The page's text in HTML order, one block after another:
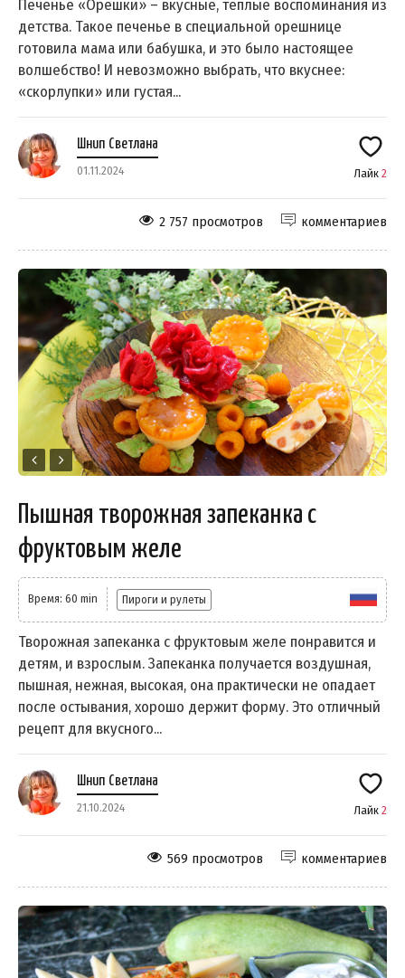
Печенье «Орешки» – вкусные, тёплые воспоминания из
детства. Такое печенье в специальной орешнице
готовила мама или бабушка, и это было настоящее
волшебство! И невозможно выбрать, что вкуснее:
«скорлупки» или густая...
Шнип Светлана
01.11.2024 Лайк 2
комментариев
2 757 просмотров
Пышная творожная запеканка с
фруктовым желе
Время: 60 min Пироги и рулеты
Творожная запеканка с фруктовым желе понравится и
детям, и взрослым. Запеканка получается воздушная,
пышная, нежная, высокая, она практически не опадает
после остывания, хорошо держит форму. Это отличный
рецепт для вкусного...
Шнип Светлана
21.10.2024 Лайк 2
комментариев
569 просмотров